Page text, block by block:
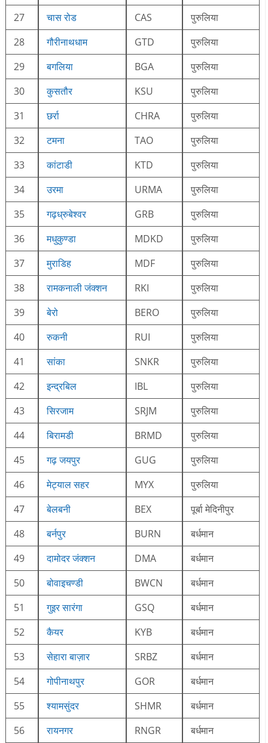
27
चास रोड CAS
पुरुलिया
28
गौरीनाथधाम GTD
पुरुलिया
29
बगलिया BGA
पुरुलिया
30
कुसतौर KSU
पुरुलिया
31
छर्रा CHRA
पुरुलिया
32
टमना TAO
पुरुलिया
33
कांटाडी KTD
पुरुलिया
34
उरमा URMA
पुरुलिया
35
गढ़ध्रुबेश्वर GRB
पुरुलिया
36
मधुकुण्डा MDKD
पुरुलिया
37
मुराडिह MDF
पुरुलिया
38
रामकनाली जंक्शन RKI
पुरुलिया
39
बेरो BERO
पुरुलिया
40
रुकनी RUI
पुरुलिया
41
सांका SNKR
पुरुलिया
42
इन्द्रबिल IBL
पुरुलिया
43
सिरजाम SRJM
पुरुलिया
44
बिरामडी BRMD
पुरुलिया
45
गढ़ जयपुर GUG
पुरुलिया
46
मेट्याल सहर MYX
पुरुलिया
47
बेलबनी BEX
पूर्बा मेदिनीपुर
48
बर्नपुर BURN
बर्धमान
49
दामोदर जंक्शन DMA
बर्धमान
50
बोवाइचण्डी BWCN
बर्धमान
51
गुइर सारंगा GSQ
बर्धमान
52
कैयर KYB
बर्धमान
53
सेहारा बाज़ार SRBZ
बर्धमान
54
गोपीनाथपुर GOR
बर्धमान
55
श्यामसुंदर SHMR
बर्धमान
56
रायनगर RNGR बर्धमान